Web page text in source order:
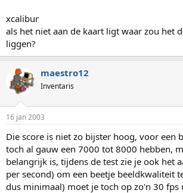
xcalibur
als het niet aan de kaart ligt waar zou het
liggen?
maestro12
Inventaris
16 jan 2003
Die score is niet zo bijster hoog, voor een
toch al gauw een 7000 tot 8000 hebben,
belangrijk is, tijdens de test zie je ook het
per second) om een beetje beeldkwaliteit
dus minimaal) moet je toch op zo'n 30 fps